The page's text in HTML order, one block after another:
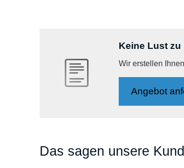
Keine Lust zu
Wir erstellen
An­ge­bot
Das sagen unsere